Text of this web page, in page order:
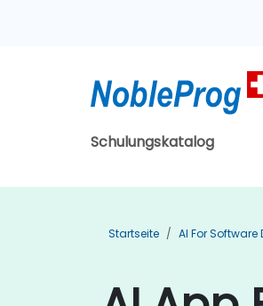
Schulungskatalog
Startseite AI For